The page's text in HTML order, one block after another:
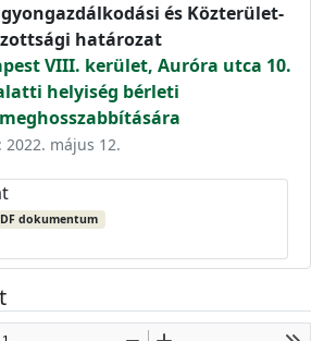
és Közterület-
határozat
VIII. kerület, Auróra utca 10.
helyiség bérleti
május 12.
dokumentum